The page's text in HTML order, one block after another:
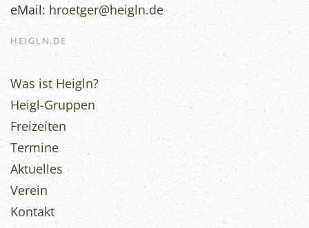
eMail: hroetger@heigln.de
HEIGLN.DE
Was ist Heigln?
Heigl-Gruppen
Freizeiten
Termine
Aktuelles
Verein
Kontakt